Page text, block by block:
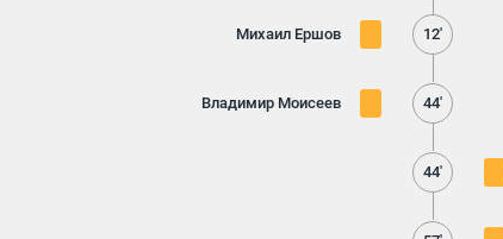
Михаил Ершов 12'
Владимир Моисеев 44'
44'